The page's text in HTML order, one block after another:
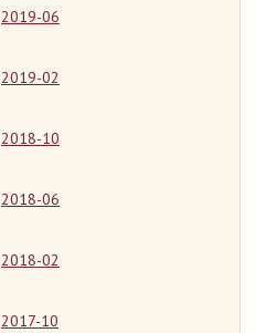
2019-06
2019-02
2018-10
2018-06
2018-02
2017-10